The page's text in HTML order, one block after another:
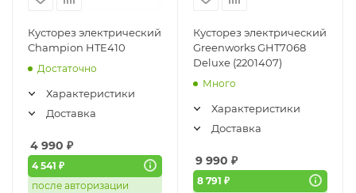
Кусторез электрический
Champion HTE410
Достаточно
Характеристики
Доставка
4 990 ₽
4 541 ₽
после авторизации
Кусторез электрический
Greenworks GHT7068
Deluxe (2201407)
Много
Характеристики
Доставка
9 990 ₽
8 791 ₽